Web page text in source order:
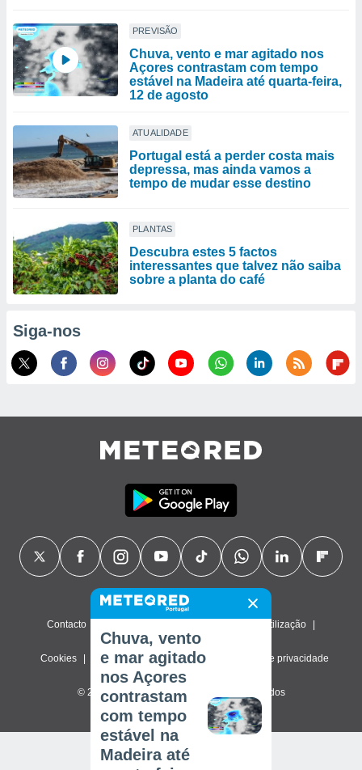
PREVISÃO
Chuva, vento e mar agitado nos
Açores contrastam com tempo
estável na Madeira até quarta-feira,
12 de agosto
ATUALIDADE
Portugal está a perder costa mais
depressa, mas ainda vamos a
tempo de mudar esse destino
PLANTAS
Descubra estes 5 factos
interessantes que talvez não saiba
sobre a planta do café
Siga-nos
Contacto Termos de utilização
Cookies Política de privacidade Definições de privacidade
© 2026 Meteored. Todos os direitos reservados
Chuva, vento
e mar agitado
nos Açores
contrastam
com tempo
estável na
Madeira até